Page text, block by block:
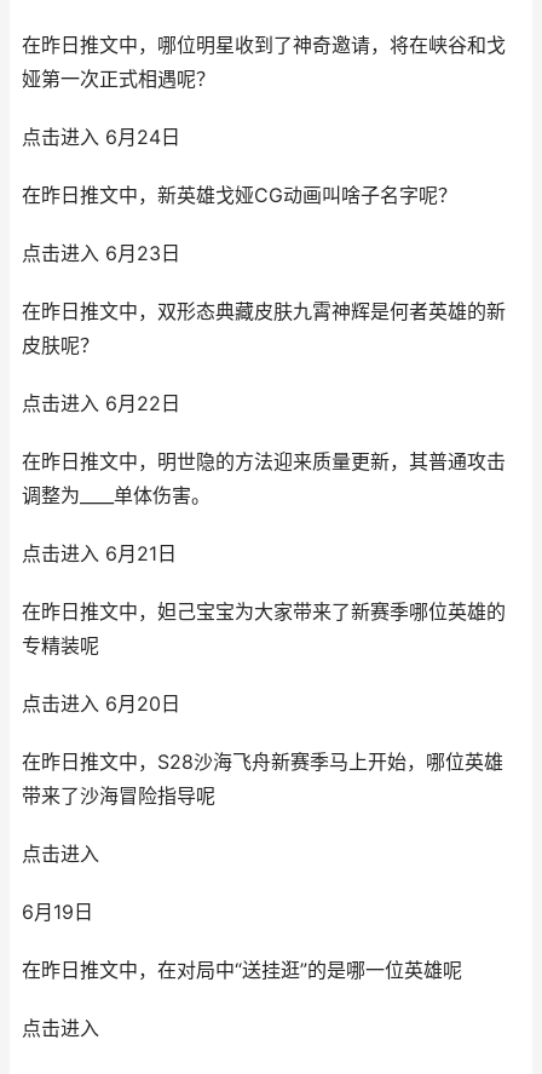
在昨日推文中，哪位明星收到了神奇邀请，将在峡谷和戈
娅第一次正式相遇呢？
点击进入 6月24日
在昨日推文中，新英雄戈娅CG动画叫啥子名字呢？
点击进入 6月23日
在昨日推文中，双形态典藏皮肤九霄神辉是何者英雄的新
皮肤呢？
点击进入 6月22日
在昨日推文中，明世隐的方法迎来质量更新，其普通攻击
调整为____单体伤害。
点击进入 6月21日
在昨日推文中，妲己宝宝为大家带来了新赛季哪位英雄的
专精装呢
点击进入 6月20日
在昨日推文中，S28沙海飞舟新赛季马上开始，哪位英雄
带来了沙海冒险指导呢
点击进入
6月19日
在昨日推文中，在对局中“送挂逛”的是哪一位英雄呢
点击进入